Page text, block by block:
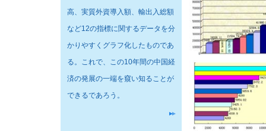
高、実質外資導入額、輸出入総額
など12の指標に関するデータを分
かりやすくグラフ化したものであ
る。これで、この10年間の中国経
済の発展の一端を窺い知ることが
できるであろう。